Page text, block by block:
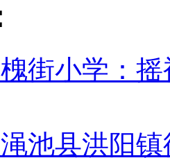
街小学：
池县洪阳